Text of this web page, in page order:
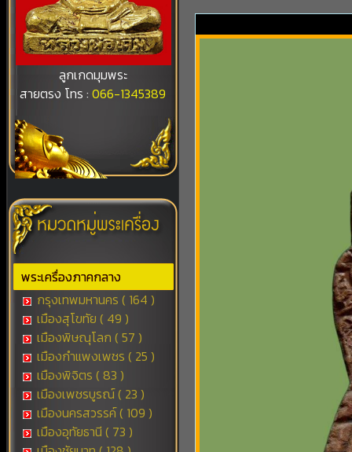
ลูกเกดมุมพระ
สายตรง โทร :066-1345389
พระเครื่องภาคกลาง
กรุงเทพมหานคร ( 164 )
เมืองสุโขทัย ( 49 )
เมืองพิษณุโลก ( 57 )
เมืองกำแพงเพชร ( 25 )
เมืองพิจิตร ( 83 )
เมืองเพชรบูรณ์ ( 23 )
เมืองนครสวรรค์ ( 109 )
เมืองอุทัยธานี ( 73 )